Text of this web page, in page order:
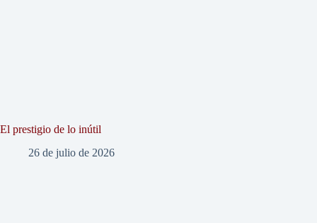
El prestigio de lo inútil
26 de julio de 2026